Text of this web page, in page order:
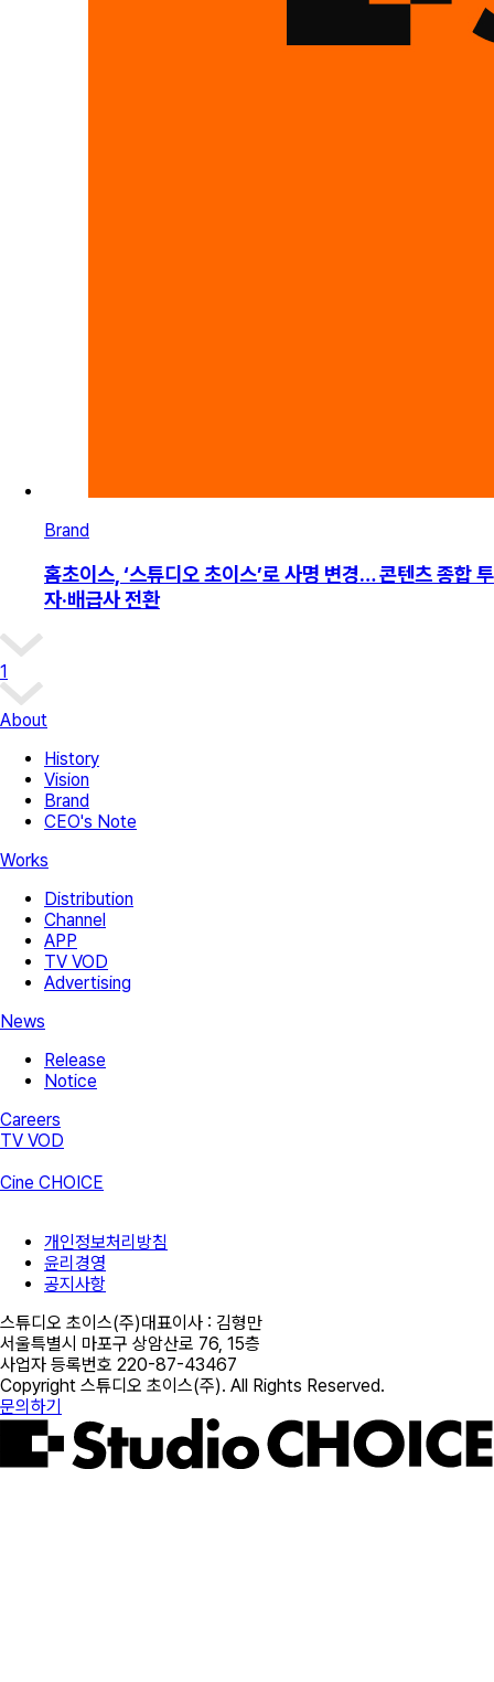
Brand
홈초이스, ‘스튜디오 초이스’로 사명 변경… 콘텐츠 종합 투
자·배급사 전환
1
About
History
Vision
Brand
CEO's Note
Works
Distribution
Channel
APP
TV VOD
Advertising
News
Release
Notice
Careers
TV VOD
Cine CHOICE
개인정보처리방침
윤리경영
공지사항
스튜디오 초이스(주)대표이사 : 김형만
서울특별시 마포구 상암산로 76, 15층
사업자 등록번호 220-87-43467
Copyright 스튜디오 초이스(주). All Rights Reserved.
문의하기